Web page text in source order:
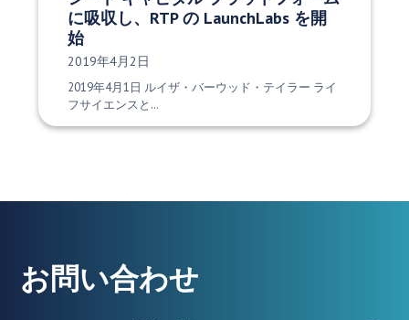
に吸収し、RTP の LaunchLabs を開
始
発行日:
2019年4月2日
2019年4月1日 ルイザ・バーウッド・テイラー ライ
フサイエンスと…
お問い合わせ